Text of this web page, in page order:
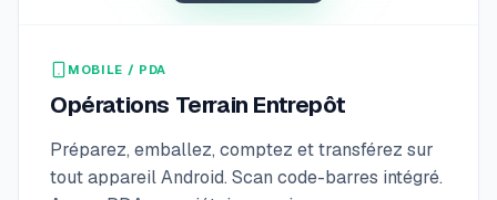
MOBILE / PDA
Opérations Terrain Entrepôt
Préparez, emballez, comptez et transférez sur
tout appareil Android. Scan code-barres intégré.